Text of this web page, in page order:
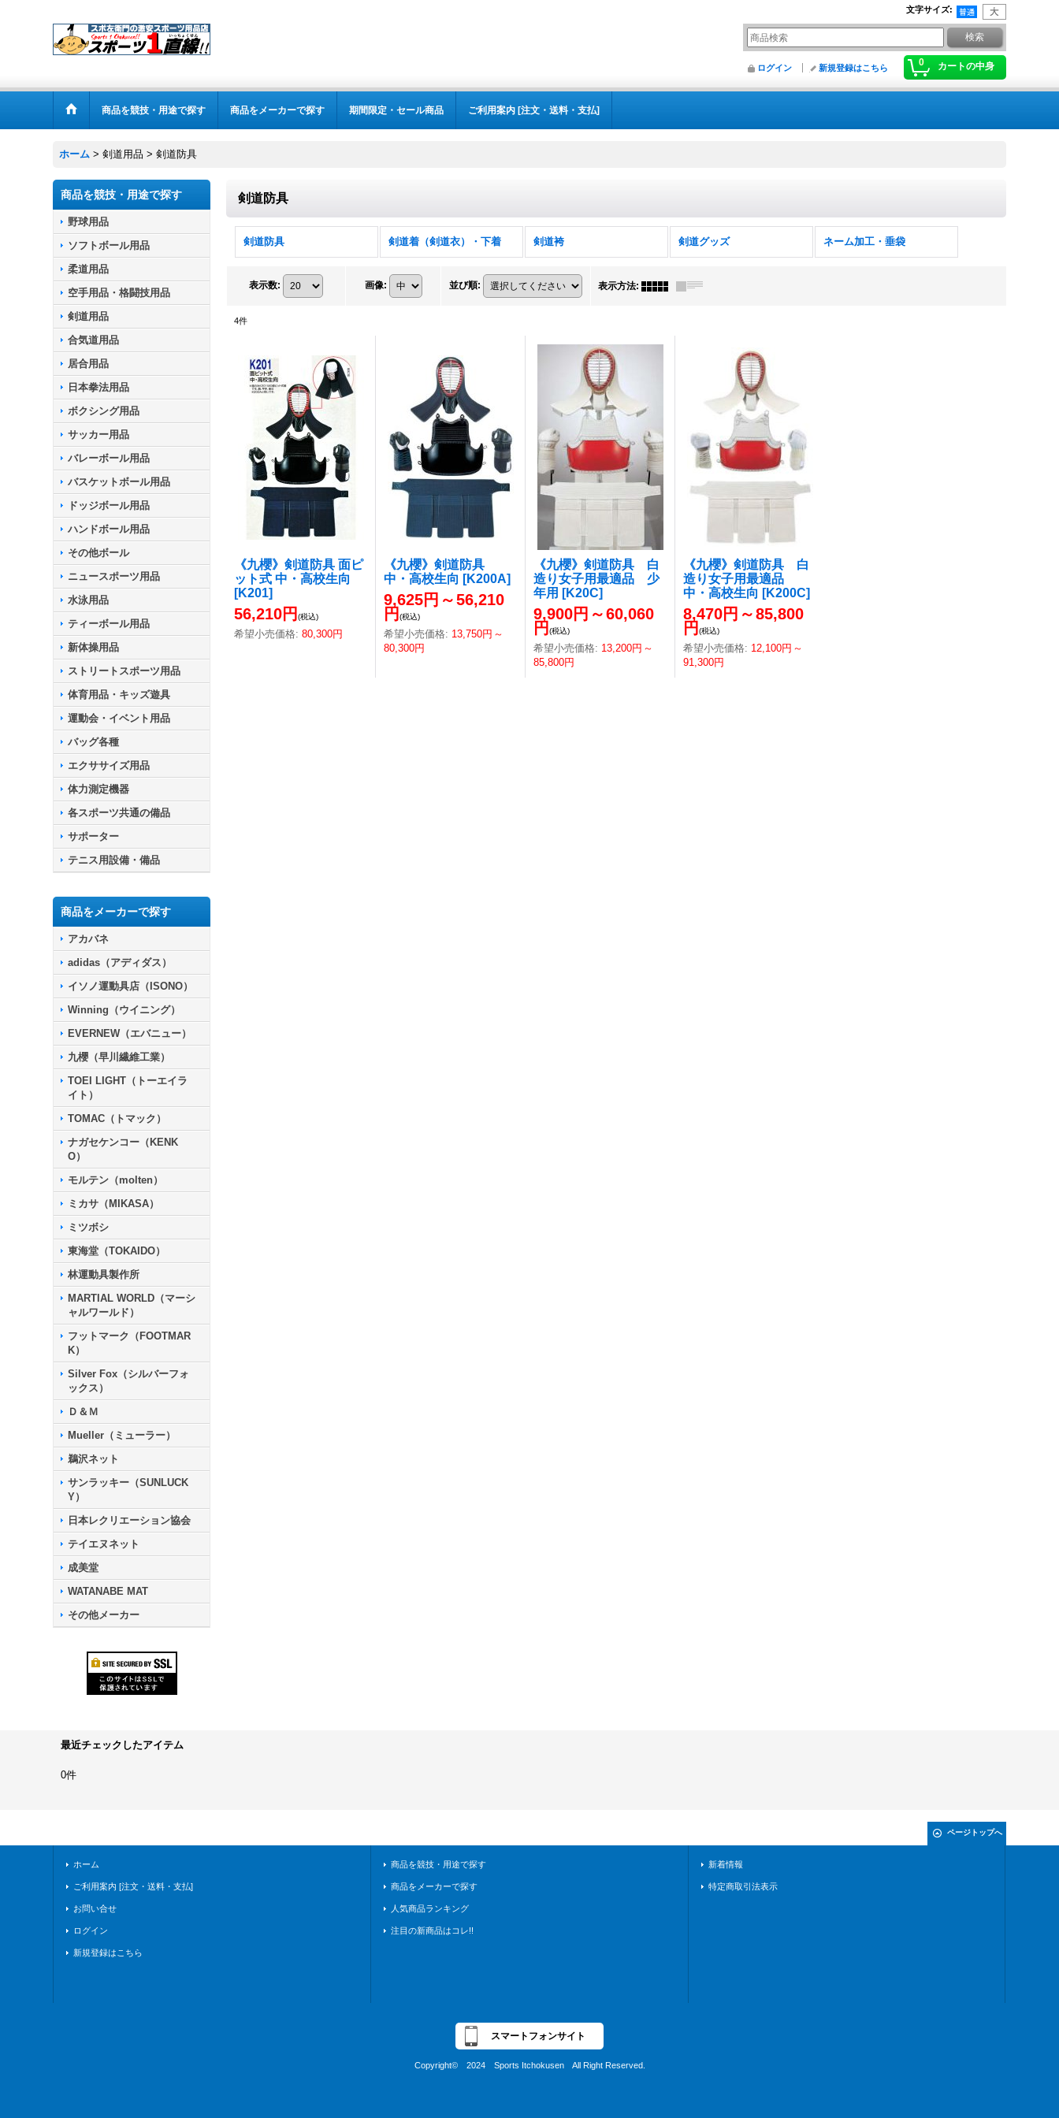
文字サイズ:
0 カートの中身
ログイン 新規登録はこちら
商品を競技・用途で探す 商品をメーカーで探す 期間限定・セール商品 ご利用案内 [注文・送料・支払]
ホーム > 剣道用品 > 剣道防具
商品を競技・用途で探す
野球用品
ソフトボール用品
柔道用品
空手用品・格闘技用品
剣道用品
合気道用品
居合用品
日本拳法用品
ボクシング用品
サッカー用品
バレーボール用品
バスケットボール用品
ドッジボール用品
ハンドボール用品
その他ボール
ニュースポーツ用品
水泳用品
ティーボール用品
新体操用品
ストリートスポーツ用品
体育用品・キッズ遊具
運動会・イベント用品
バッグ各種
エクササイズ用品
体力測定機器
各スポーツ共通の備品
サポーター
テニス用設備・備品
商品をメーカーで探す
アカバネ
adidas（アディダス）
イソノ運動具店（ISONO）
Winning（ウイニング）
EVERNEW（エバニュー）
九櫻（早川繊維工業）
TOEI LIGHT（トーエイラ
イト）
TOMAC（トマック）
ナガセケンコー（KENK
O）
モルテン（molten）
ミカサ（MIKASA）
ミツボシ
東海堂（TOKAIDO）
林運動具製作所
MARTIAL WORLD（マーシ
ャルワールド）
フットマーク（FOOTMAR
K）
Silver Fox（シルバーフォ
ックス）
Ｄ＆Ｍ
Mueller（ミューラー）
鵜沢ネット
サンラッキー（SUNLUCK
Y）
日本レクリエーション協会
テイエヌネット
成美堂
WATANABE MAT
その他メーカー
剣道防具
剣道防具 剣道着（剣道衣）・下着 剣道袴 剣道グッズ ネーム加工・垂袋
表示数: 画像: 並び順: 表示方法:
4件
《九櫻》剣道防具 面ピ
ット式 中・高校生向
[K201]
56,210円(税込)
希望小売価格: 80,300円
《九櫻》剣道防具
中・高校生向 [K200A]
9,625円 ～56,210
円(税込)
希望小売価格: 13,750円 ～
80,300円
《九櫻》剣道防具 白
造り女子用最適品 少
年用 [K20C]
9,900円 ～60,060
円(税込)
希望小売価格: 13,200円 ～
85,800円
《九櫻》剣道防具 白
造り女子用最適品
中・高校生向 [K200C]
8,470円 ～85,800
円(税込)
希望小売価格: 12,100円 ～
91,300円
最近チェックしたアイテム
0件
ページトップへ
ホーム
ご利用案内 [注文・送料・支払]
お問い合せ
ログイン
新規登録はこちら
商品を競技・用途で探す
商品をメーカーで探す
人気商品ランキング
注目の新商品はコレ!!
新着情報
特定商取引法表示
スマートフォンサイト
Copyright© 2024 Sports Itchokusen All Right Reserved.